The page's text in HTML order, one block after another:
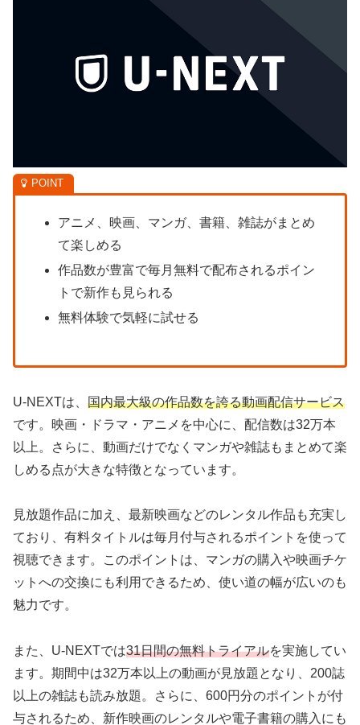
アニメ、映画、マンガ、書籍、雑誌がまとめ
て楽しめる
作品数が豊富で毎月無料で配布されるポイン
トで新作も見られる
無料体験で気軽に試せる
U-NEXTは、 国内最大級の作品数を誇る動画配信サービス
です。映画・ドラマ・アニメを中心に、配信数は32万本
以上。さらに、動画だけでなくマンガや雑誌もまとめて楽
しめる点が大きな特徴となっています。
見放題作品に加え、最新映画などのレンタル作品も充実し
ており、有料タイトルは毎月付与されるポイントを使って
視聴できます。このポイントは、マンガの購入や映画チケ
ットへの交換にも利用できるため、使い道の幅が広いのも
魅力です。
また、U-NEXTでは31日間の無料トライアルを実施してい
ます。期間中は32万本以上の動画が見放題となり、200誌
以上の雑誌も読み放題。さらに、600円分のポイントが付
与されるため、新作映画のレンタルや電子書籍の購入にも